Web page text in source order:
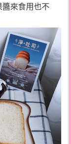
醬來食用也不